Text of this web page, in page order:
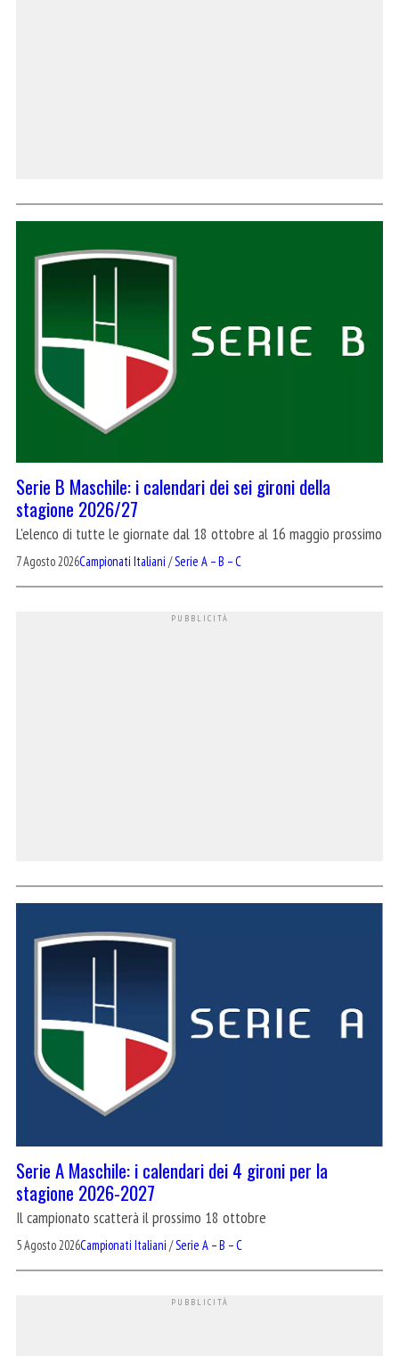
Serie B Maschile: i calendari dei sei gironi della
stagione 2026/27
L'elenco di tutte le giornate dal 18 ottobre al 16 maggio prossimo
7 Agosto 2026Campionati Italiani /Serie A – B – C
Serie A Maschile: i calendari dei 4 gironi per la
stagione 2026-2027
Il campionato scatterà il prossimo 18 ottobre
5 Agosto 2026Campionati Italiani /Serie A – B – C